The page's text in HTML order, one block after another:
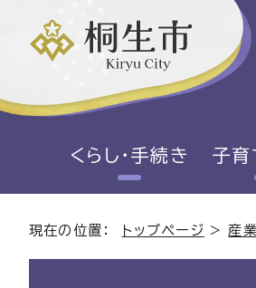
くらし・手続き 子育
現在の位置： トップページ > 産